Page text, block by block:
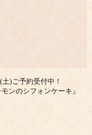
)ご予約受付中！
ンのシフォンケーキ』